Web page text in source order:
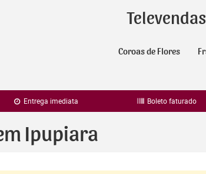
Coroas de Flores
Entrega imediata Boleto faturado
Ipupiara